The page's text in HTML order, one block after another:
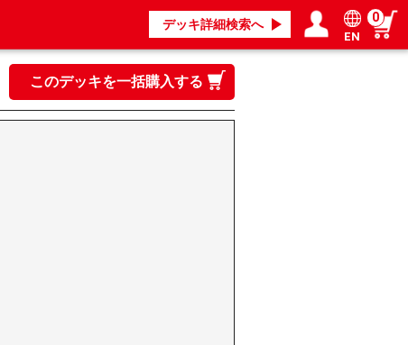
デッキ詳細検索へ
ログイン／会員登録
マイページ
EN
0
このデッキを一括購入する